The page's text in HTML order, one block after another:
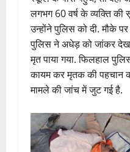
लगभग 60 वर्ष के व्यक्ति की
उन्होंने पुलिस को दी. मौके
पुलिस ने अधेड़ को जांकर
मृत पाया गया. फिलहाल
कायम कर मृतक की पहचान
मामले की जांच में जुट गई है.